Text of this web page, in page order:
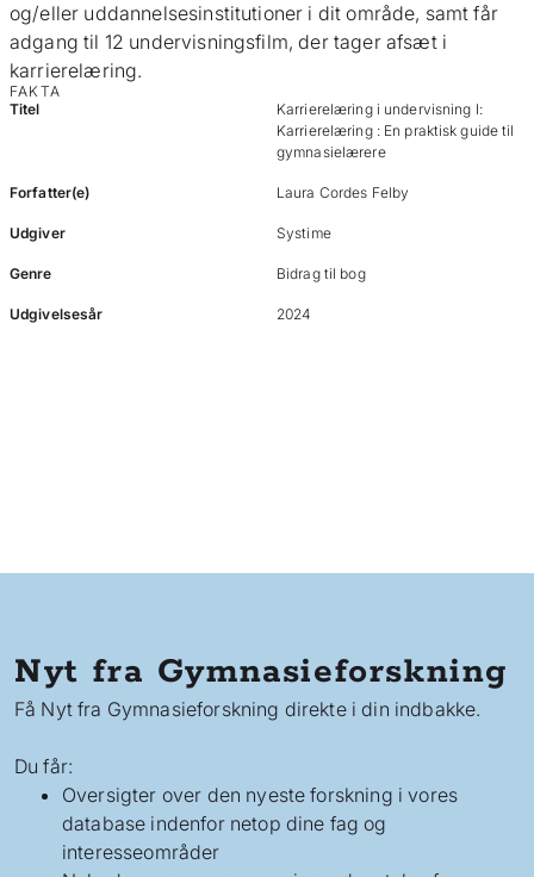
og/eller uddannelsesinstitutioner i dit område, samt får
adgang til 12 undervisningsfilm, der tager afsæt i
karrierelæring.
FAKTA
Titel
Karrierelæring i undervisning I:
Karrierelæring : En praktisk guide til
gymnasielærere
Forfatter(e) Laura Cordes Felby
Udgiver Systime
Genre Bidrag til bog
Udgivelsesår 2024
Nyt fra Gymnasieforskning
Få Nyt fra Gymnasieforskning direkte i din indbakke.
Du får:
Oversigter over den nyeste forskning i vores
database indenfor netop dine fag og
interesseområder